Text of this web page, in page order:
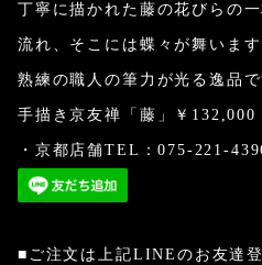
丁寧に描かれた藤の花びらの
流れ、そこには蝶々が舞います
熟練の職人の筆力が光る逸品で
手描き京友禅「藤」￥132,000
・京都店舗TEL：075-221-
■ご注文は上記LINEのお友達